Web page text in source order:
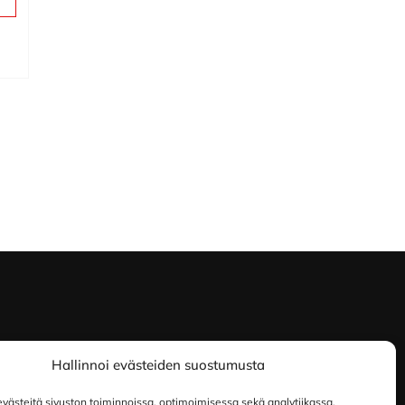
Hallinnoi evästeiden suostumusta
sivuston toiminnoissa, optimoimisessa sekä analytiikassa.